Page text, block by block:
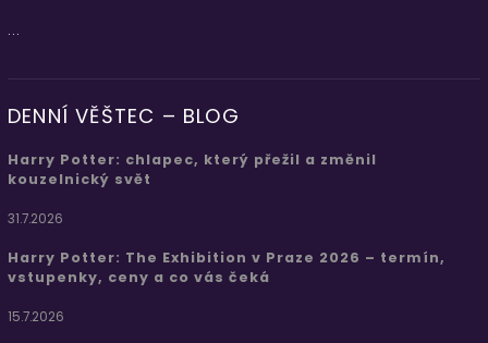
...
DENNÍ VĚŠTEC – BLOG
Harry Potter: chlapec, který přežil a změnil
kouzelnický svět
31.7.2026
Harry Potter: The Exhibition v Praze 2026 – termín,
vstupenky, ceny a co vás čeká
15.7.2026